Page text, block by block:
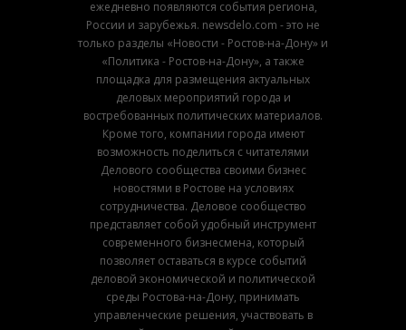
ежедневно появляются события региона,
России и зарубежья. newsdelo.com - это не
только разделы «Новости - Ростов-на-Дону» и
«Политика - Ростов-на-Дону», а также
площадка для размещения актуальных
деловых мероприятий города и
востребованных политических материалов.
Кроме того, компании города имеют
возможность поделиться с читателями
Делового сообщества своими бизнес
новостями в Ростове на условиях
сотрудничества. Деловое сообщество
представляет собой удобный инструмент
современного бизнесмена, который
позволяет оставаться в курсе событий
деловой экономической и политической
среды Ростова-на-Дону, принимать
управленческие решения, участвовать в